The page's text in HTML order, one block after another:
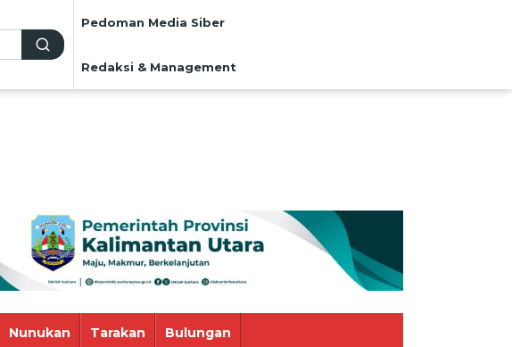
Pedoman Media Siber
Redaksi & Management
Nunukan Tarakan Bulungan